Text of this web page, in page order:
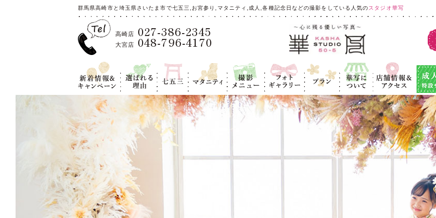
群馬県高崎市と埼玉県さいたま市で七五三,お宮参り,マタニティ,成人,各種記念日などの撮影をしている人気のスタジオ華写
高崎店 027-386-2345
大宮店 048-796-4170
新着情報＆キ
ャンペーン
選ばれる理
由
七五三 マタニティ
撮影メニュ
ー
フォトギャラ
リー
プラン
華写につい
て
店舗情報＆ア
クセス